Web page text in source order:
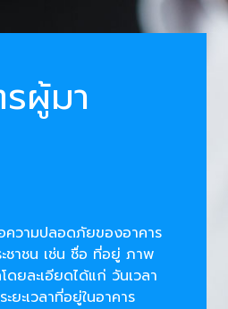
ผู้มา
วามปลอดภัยของอาคาร
ชาชน เช่น ชื่อ ที่อยู่ ภาพ
ยละเอียดได้แก่ วันเวลา
ะเวลาที่อยู่ในอาคาร